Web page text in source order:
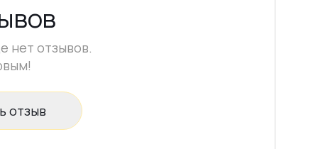
При необходимости снимите липкий слой и
выполните опил.
нет отзывов.
отзыв